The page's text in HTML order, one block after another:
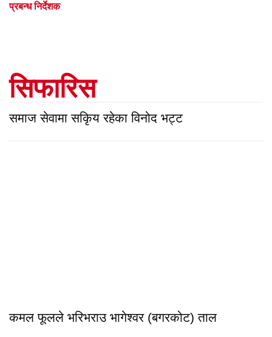
प्रबन्ध निर्देशक
सिफारिस
समाज सेवामा सकिृय रहेका विनोद भट्ट
कमल फूलले भरिभराउ भागेश्वर (बगरकोट) ताल